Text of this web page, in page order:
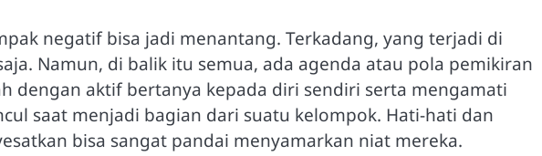
negatif bisa jadi menantang. Terkadang, yang terjadi di
Namun, di balik itu semua, ada agenda atau pola pemikiran
dengan aktif bertanya kepada diri sendiri serta mengamati
saat menjadi bagian dari suatu kelompok. Hati-hati dan
bisa sangat pandai menyamarkan niat mereka.